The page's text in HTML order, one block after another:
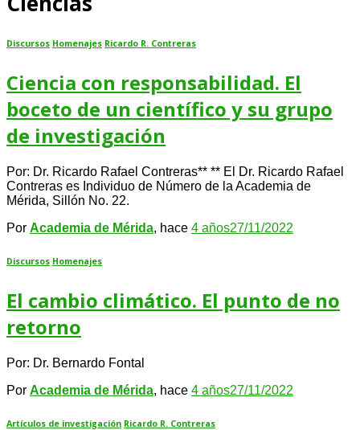
Discursos Homenajes Ricardo R. Contreras
Ciencia con responsabilidad. El
boceto de un científico y su grupo
de investigación
Por: Dr. Ricardo Rafael Contreras** ** El Dr. Ricardo Rafael
Contreras es Individuo de Número de la Academia de
Mérida, Sillón No. 22.
Por Academia de Mérida, hace 4 años27/11/2022
Discursos Homenajes
El cambio climático. El punto de no
retorno
Por: Dr. Bernardo Fontal
Por Academia de Mérida, hace 4 años27/11/2022
Artículos de investigación Ricardo R. Contreras